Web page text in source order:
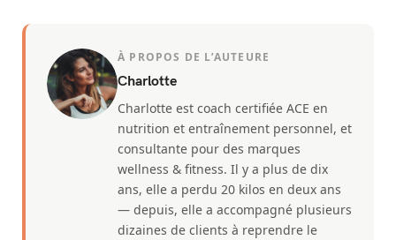
À PROPOS DE L’AUTEURE
Charlotte
Charlotte est coach certifiée ACE en
nutrition et entraînement personnel, et
consultante pour des marques
wellness & fitness. Il y a plus de dix
ans, elle a perdu 20 kilos en deux ans
— depuis, elle a accompagné plusieurs
dizaines de clients à reprendre le